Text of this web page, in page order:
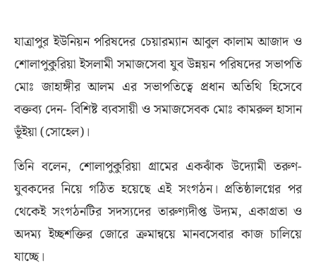
যাত্রাপুর ইউনিয়ন পরিষদের চেয়ারম্যান আবুল কালাম আজাদ ও
শোলাপুকুরিয়া ইসলামী সমাজসেবা যুব উন্নয়ন পরিষদের সভাপতি
মোঃ জাহাঙ্গীর আলম এর সভাপতিত্বে প্রধান অতিথি হিসেবে
বক্তব্য দেন- বিশিষ্ট ব্যবসায়ী ও সমাজসেবক মোঃ কামরুল হাসান
ভূঁইয়া (সোহেল)।
তিনি বলেন, শোলাপুকুরিয়া গ্রামের একঝাঁক উদ্যোমী তরুণ-
যুবকদের নিয়ে গঠিত হয়েছে এই সংগঠন। প্রতিষ্ঠালগ্নের পর
থেকেই সংগঠনটির সদস্যদের তারুণ্যদীপ্ত উদ্যম, একাগ্রতা ও
অদম্য ইচ্ছশক্তির জোরে ক্রমান্বয়ে মানবসেবার কাজ চালিয়ে
যাচ্ছে।